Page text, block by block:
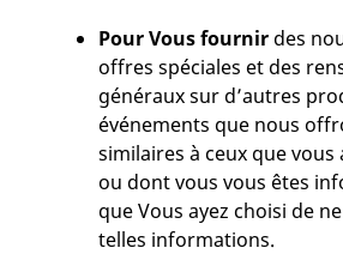
Pour Vous fournir des
offres spéciales et des
généraux sur d’autres
événements que nous
similaires à ceux que vous
ou dont vous vous êtes
que Vous ayez choisi de
telles informations.